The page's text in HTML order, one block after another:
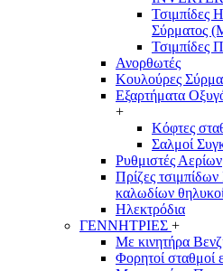
Τσιμπίδες
Σύρματος
Τσιμπίδες
Ανορθωτές
Κουλούρες
Εξαρτήματα
+
Κόφτες
Σαλμοί
Ρυθμιστές Αερίων
Πρίζες
καλωδίων
Ηλεκτρόδια
ΓΕΝΝΗΤΡΙΕΣ +
Με κινητήρα
Φορητοί σταθμοί